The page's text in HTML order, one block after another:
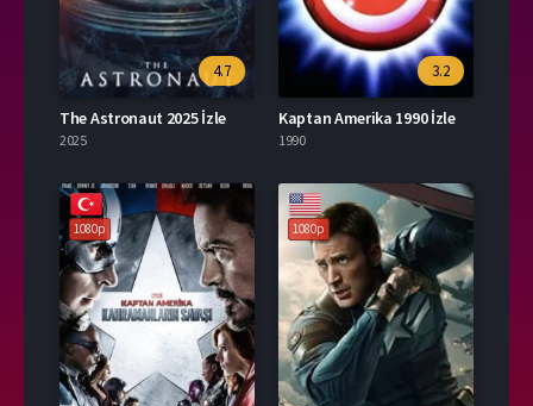
4.7
The Astronaut 2025 İzle
2025
3.2
Kaptan Amerika 1990 İzle
1990
1080p 1080p